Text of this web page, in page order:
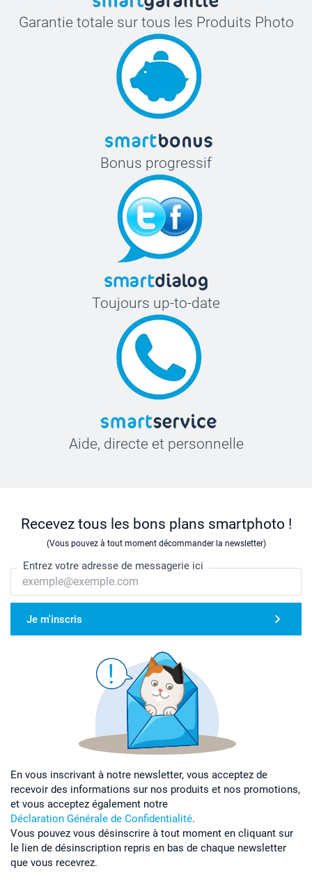
Garantie totale sur tous les Produits Photo
Bonus progressif
Toujours up-to-date
Aide, directe et personnelle
Recevez tous les bons plans smartphoto !
(Vous pouvez à tout moment décommander la newsletter)
Entrez votre adresse de messagerie ici
Je m'inscris
En vous inscrivant à notre newsletter, vous acceptez de
recevoir des informations sur nos produits et nos promotions,
et vous acceptez également notre
Déclaration Générale de Confidentialité.
Vous pouvez vous désinscrire à tout moment en cliquant sur
le lien de désinscription repris en bas de chaque newsletter
que vous recevrez.